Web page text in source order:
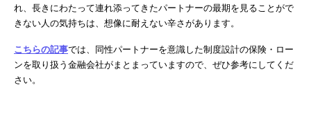
れ、長きにわたって連れ添ってきたパートナーの最期を見ることがで
きない人の気持ちは、想像に耐えない辛さがあります。
こちらの記事では、同性パートナーを意識した制度設計の保険・ロー
ンを取り扱う金融会社がまとまっていますので、ぜひ参考にしてくだ
さい。